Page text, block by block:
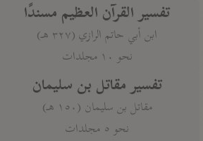
تفسير القرآن العظيم مسندًا
ابن أبي حاتم الرازي (٣٢٧ هـ)
نحو ١٠ مجلدات
تفسير مقاتل بن سليمان
مقاتل بن سليمان (١٥٠ هـ)
نحو ٥ مجلدات